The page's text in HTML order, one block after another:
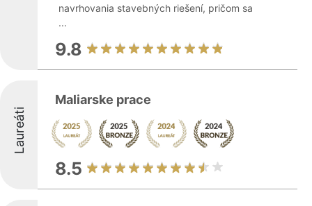
navrhovania stavebných riešení, pričom sa
...
9.8
Laureáti
Maliarske prace
8.5